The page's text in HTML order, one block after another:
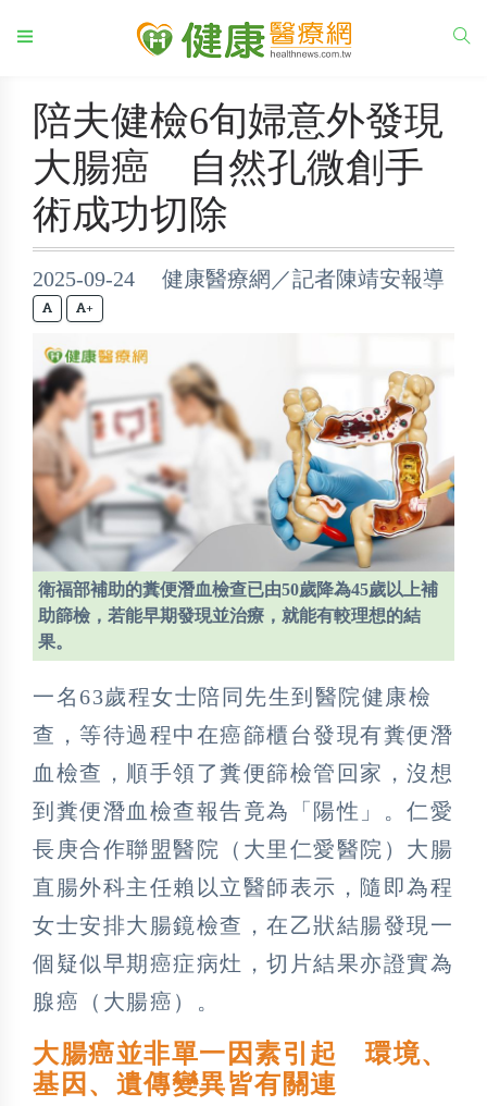
陪夫健檢6旬婦意外發現
大腸癌 自然孔微創手
術成功切除
2025-09-24 健康醫療網／記者陳靖安報導
+
衛福部補助的糞便潛血檢查已由50歲降為45歲以上補
助篩檢，若能早期發現並治療，就能有較理想的結
果。
一名63歲程女士陪同先生到醫院健康檢
查，等待過程中在癌篩櫃台發現有糞便潛
血檢查，順手領了糞便篩檢管回家，沒想
到糞便潛血檢查報告竟為「陽性」。仁愛
長庚合作聯盟醫院（大里仁愛醫院）大腸
直腸外科主任賴以立醫師表示，隨即為程
女士安排大腸鏡檢查，在乙狀結腸發現一
個疑似早期癌症病灶，切片結果亦證實為
腺癌（大腸癌）。
大腸癌並非單一因素引起 環境、
基因、遺傳變異皆有關連